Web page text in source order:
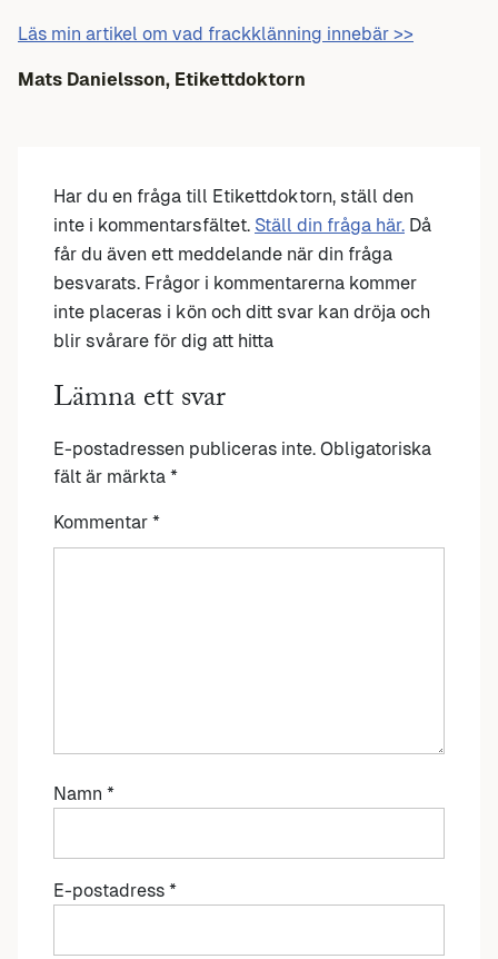
Läs min artikel om vad frackklänning innebär >>
Mats Danielsson, Etikettdoktorn
Har du en fråga till Etikettdoktorn, ställ den
inte i kommentarsfältet. Ställ din fråga här. Då
får du även ett meddelande när din fråga
besvarats. Frågor i kommentarerna kommer
inte placeras i kön och ditt svar kan dröja och
blir svårare för dig att hitta
Lämna ett svar
E-postadressen publiceras inte. Obligatoriska
fält är märkta *
Kommentar *
Namn *
E-postadress *